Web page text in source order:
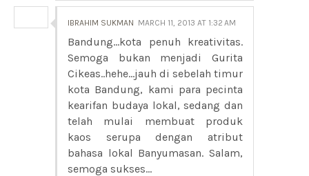
IBRAHIM SUKMAN MARCH 11, 2013 AT 1:32 AM
Bandung...kota penuh kreativitas.
Semoga bukan menjadi Gurita
Cikeas..hehe...jauh di sebelah timur
kota Bandung, kami para pecinta
kearifan budaya lokal, sedang dan
telah mulai membuat produk
kaos serupa dengan atribut
bahasa lokal Banyumasan. Salam,
semoga sukses...